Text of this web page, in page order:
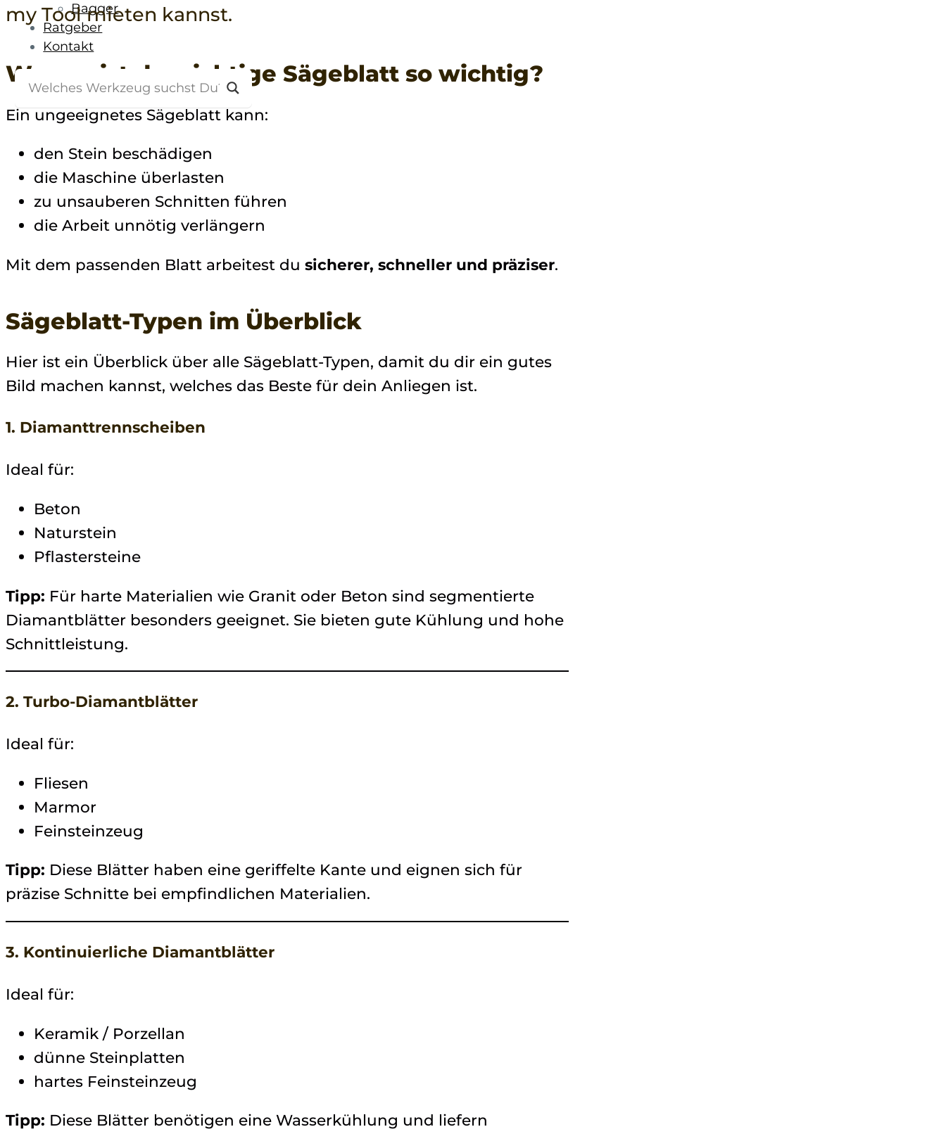
Bagger
Ratgeber
Kontakt
my Tool mieten kannst.
Warum ist das richtige Sägeblatt so wichtig?
Ein ungeeignetes Sägeblatt kann:
den Stein beschädigen
die Maschine überlasten
zu unsauberen Schnitten führen
die Arbeit unnötig verlängern
Mit dem passenden Blatt arbeitest du sicherer, schneller und präziser.
Sägeblatt-Typen im Überblick
Hier ist ein Überblick über alle Sägeblatt-Typen, damit du dir ein gutes
Bild machen kannst, welches das Beste für dein Anliegen ist.
1. Diamanttrennscheiben
Ideal für:
Beton
Naturstein
Pflastersteine
Tipp: Für harte Materialien wie Granit oder Beton sind segmentierte
Diamantblätter besonders geeignet. Sie bieten gute Kühlung und hohe
Schnittleistung.
2. Turbo-Diamantblätter
Ideal für:
Fliesen
Marmor
Feinsteinzeug
Tipp: Diese Blätter haben eine geriffelte Kante und eignen sich für
präzise Schnitte bei empfindlichen Materialien.
3. Kontinuierliche Diamantblätter
Ideal für:
Keramik / Porzellan
dünne Steinplatten
hartes Feinsteinzeug
Tipp: Diese Blätter benötigen eine Wasserkühlung und liefern